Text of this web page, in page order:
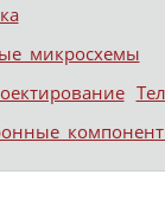
микросхемы